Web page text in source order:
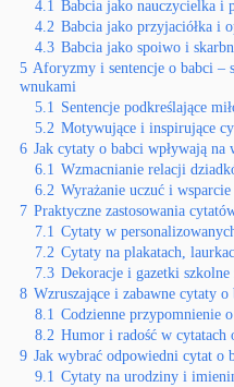
4.1 Babcia jako nauczycielka i
4.2 Babcia jako przyjaciółka i
4.3 Babcia jako spoiwo i
5 Aforyzmy i sentencje o babci –
wnukami
5.1 Sentencje podkreślające
5.2 Motywujące i inspirujące
6 Jak cytaty o babci wpływają
6.1 Wzmacnianie relacji
6.2 Wyrażanie uczuć i
7 Praktyczne zastosowania
7.1 Cytaty w
7.2 Cytaty na plakatach,
7.3 Dekoracje i gazetki
8 Wzruszające i zabawne cytaty
8.1 Codzienne przypomnienie
8.2 Humor i radość w cytatach
9 Jak wybrać odpowiedni cytat o
9.1 Cytaty na urodziny i